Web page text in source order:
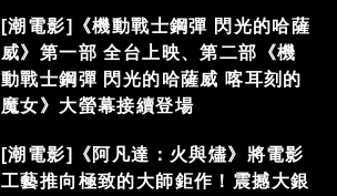
[潮電影]《機動戰士鋼彈 閃光的哈薩
威》第一部 全台上映、第二部《機
動戰士鋼彈 閃光的哈薩威 喀耳刻的
魔女》大螢幕接續登場
[潮電影]《阿凡達：火與燼》將電影
工藝推向極致的大師鉅作！震撼大銀